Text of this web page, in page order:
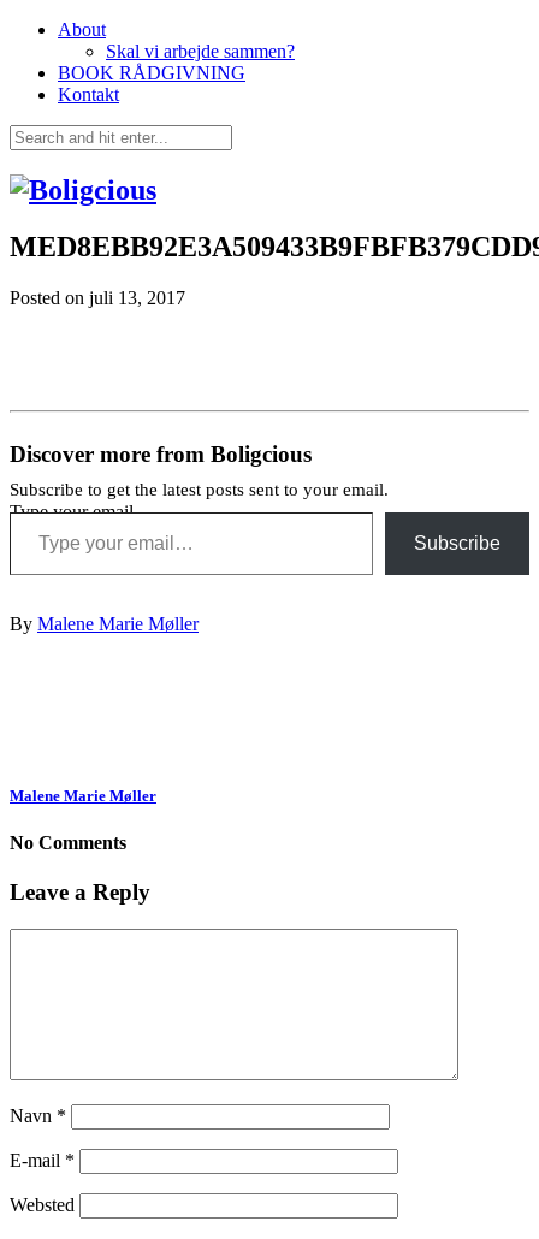
About
Skal vi arbejde sammen?
BOOK RÅDGIVNING
Kontakt
Posted on juli 13, 2017
Discover more from Boligcious
Subscribe to get the latest posts sent to your email.
Type your email…
Subscribe
By Malene Marie Møller
Malene Marie Møller
No Comments
Leave a Reply
Navn *
E-mail *
Websted